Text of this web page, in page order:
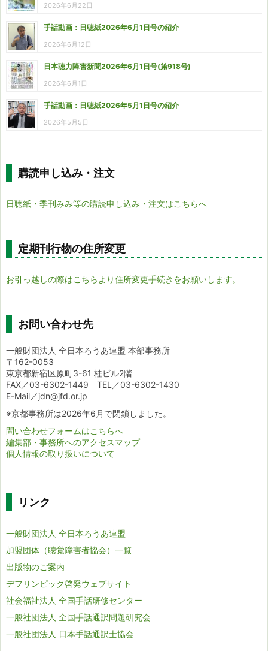
2026年6月22日
手話動画：日聴紙2026年6月1日号の紹介
2026年6月12日
日本聴力障害新聞2026年6月1日号(第918号)
2026年6月1日
手話動画：日聴紙2026年5月1日号の紹介
2026年5月5日
購読申し込み・注文
日聴紙・季刊みみ等の購読申し込み・注文はこちらへ
定期刊行物の住所変更
お引っ越しの際はこちらより住所変更手続きをお願いします。
お問い合わせ先
一般財団法人 全日本ろうあ連盟 本部事務所
〒162-0053
東京都新宿区原町3-61 桂ビル2階
FAX／03-6302-1449 TEL／03-6302-1430
E-Mail／jdn@jfd.or.jp
※京都事務所は2026年6月で閉鎖しました。
問い合わせフォームはこちらへ
編集部・事務所へのアクセスマップ
個人情報の取り扱いについて
リンク
一般財団法人 全日本ろうあ連盟
加盟団体（聴覚障害者協会）一覧
出版物のご案内
デフリンピック啓発ウェブサイト
社会福祉法人 全国手話研修センター
一般社団法人 全国手話通訳問題研究会
一般社団法人 日本手話通訳士協会